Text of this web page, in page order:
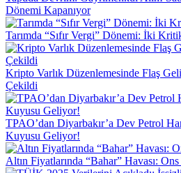
Dönemi Kapanıyor
Tarımda “Sıfır Vergi” Dönemi: İki
Kripto Varlık Düzenlemesinde Flaş
Çekildi
TPAO’dan Diyarbakır’a Dev Petrol
Kuyusu Geliyor!
Altın Fiyatlarında “Bahar” Havası: